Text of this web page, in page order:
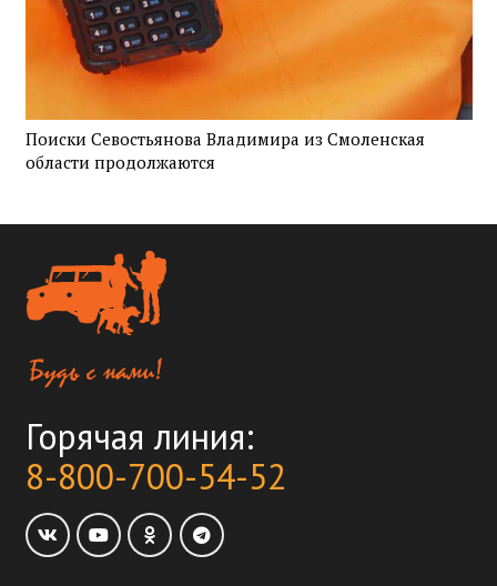
Поиски Севостьянова Владимира из Смоленская
области продолжаются
Горячая линия:
8-800-700-54-52